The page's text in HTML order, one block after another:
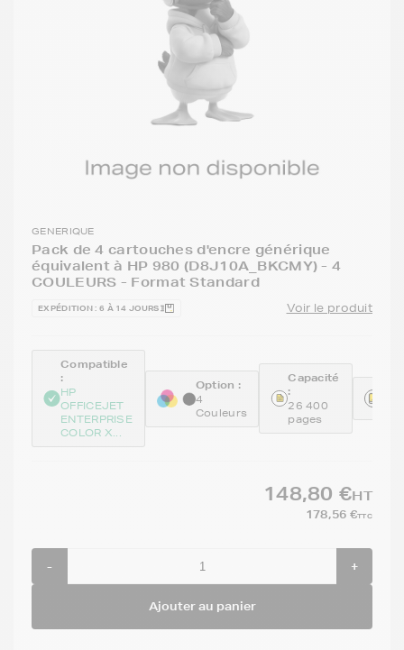
GENERIQUE
Pack de 4 cartouches d'encre générique
équivalent à HP 980 (D8J10A_BKCMY) - 4
COULEURS - Format Standard
EXPÉDITION : 6 À 14 JOURS Voir le produit
Compatible
:
HP
OFFICEJET
ENTERPRISE
COLOR X...
Option :
4
Couleurs
Capacité
:
26 400
pages
148,80 €HT
178,56 €TTC
- +
Ajouter au panier